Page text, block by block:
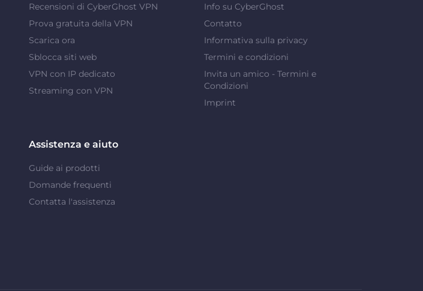
Recensioni di CyberGhost VPN
Prova gratuita della VPN
Scarica ora
Sblocca siti web
VPN con IP dedicato
Streaming con VPN
Info su CyberGhost
Contatto
Informativa sulla privacy
Termini e condizioni
Invita un amico - Termini e
Condizioni
Imprint
Assistenza e aiuto
Guide ai prodotti
Domande frequenti
Contatta l'assistenza